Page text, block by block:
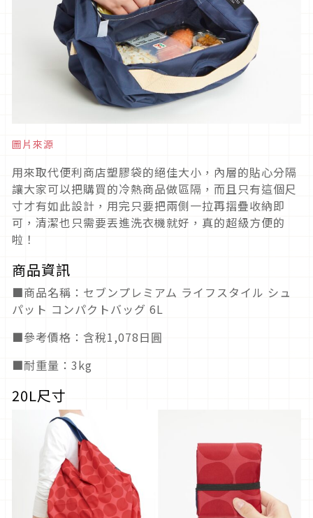
圖片來源
用來取代便利商店塑膠袋的絕佳大小，內層的貼心分隔
讓大家可以把購買的冷熱商品做區隔，而且只有這個尺
寸才有如此設計，用完只要把兩側一拉再摺疊收納即
可，清潔也只需要丟進洗衣機就好，真的超級方便的
啦！
商品資訊
■商品名稱：セブンプレミアム ライフスタイル シュ
パット コンパクトバッグ 6L
■參考價格：含稅1,078日圓
■耐重量：3kg
20L尺寸